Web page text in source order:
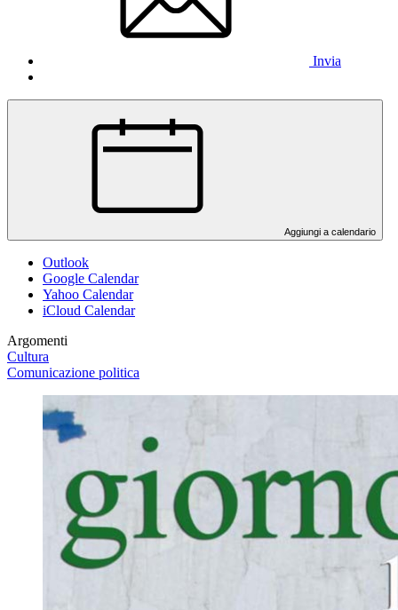
Invia
Aggiungi a calendario
Outlook
Google Calendar
Yahoo Calendar
iCloud Calendar
Argomenti
Cultura
Comunicazione politica